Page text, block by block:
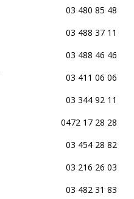
03 480 85 48
03 488 37 11
03 488 46 46
03 411 06 06
03 344 92 11
0472 17 28 28
03 454 28 82
03 216 26 03
03 482 31 83